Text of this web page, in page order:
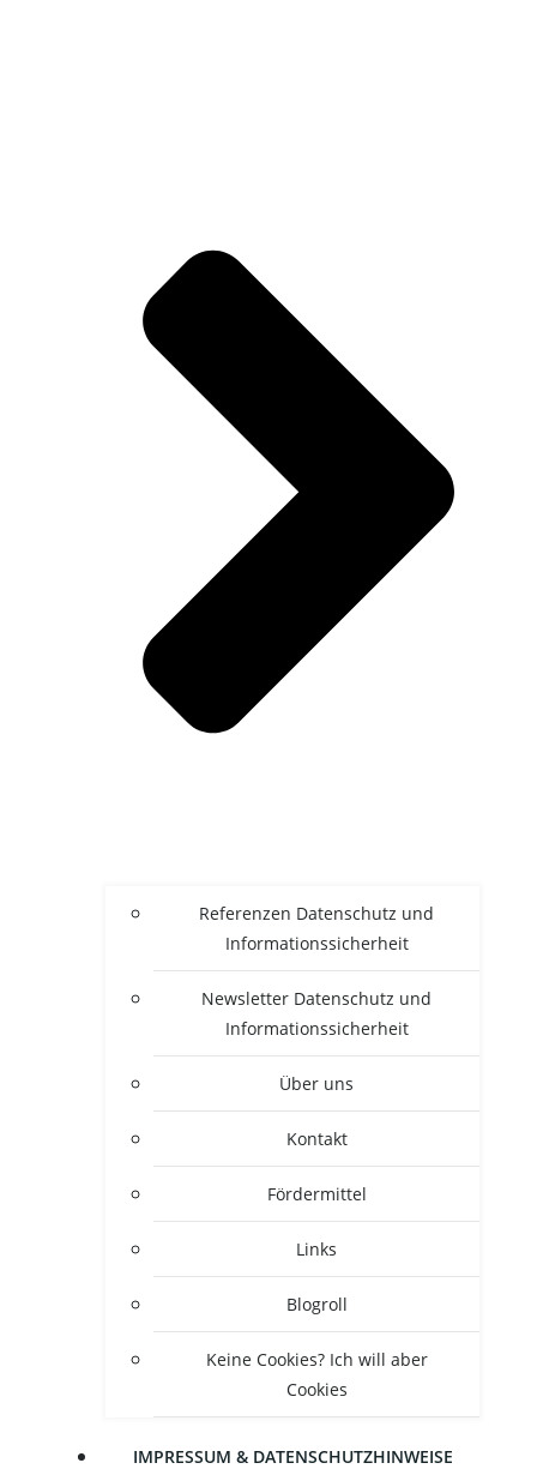
Refe­ren­zen Daten­schutz und
Informationssicherheit
News­let­ter Daten­schutz und
Informationssicherheit
Über uns
Kon­takt
För­der­mit­tel
Links
Blogroll
Kei­ne Coo­kies? Ich will aber
Cookies
IMPRES­SUM & DATENSCHUTZHINWEISE